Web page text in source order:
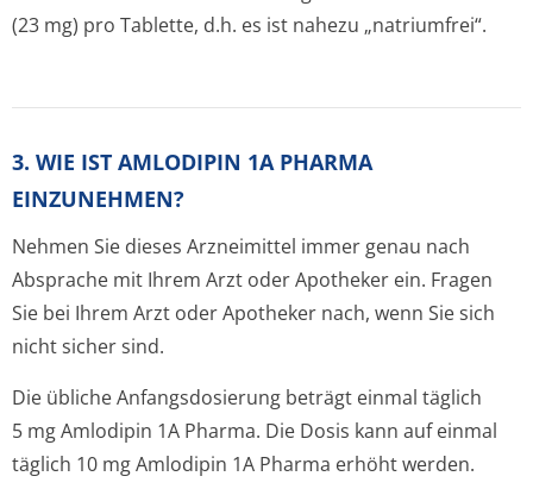
(23 mg) pro Tablette, d.h. es ist nahezu „natriumfrei“.
3. WIE IST AMLODIPIN 1A PHARMA
EINZUNEHMEN?
Nehmen Sie dieses Arzneimittel immer genau nach
Absprache mit Ihrem Arzt oder Apotheker ein. Fragen
Sie bei Ihrem Arzt oder Apotheker nach, wenn Sie sich
nicht sicher sind.
Die übliche Anfangsdosierung beträgt einmal täglich
5 mg Amlodipin 1A Pharma. Die Dosis kann auf einmal
täglich 10 mg Amlodipin 1A Pharma erhöht werden.